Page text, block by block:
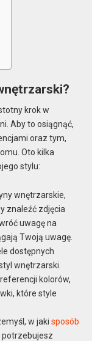
krok w
Aby to osiągnąć,
oraz tym,
Oto kilka
stylu:
wnętrzarskie,
znaleźć zdjęcia
uwagę na
Twoją uwagę.
dostępnych
wnętrzarski.
kolorów,
które style
w jaki sposób
potrzebujesz